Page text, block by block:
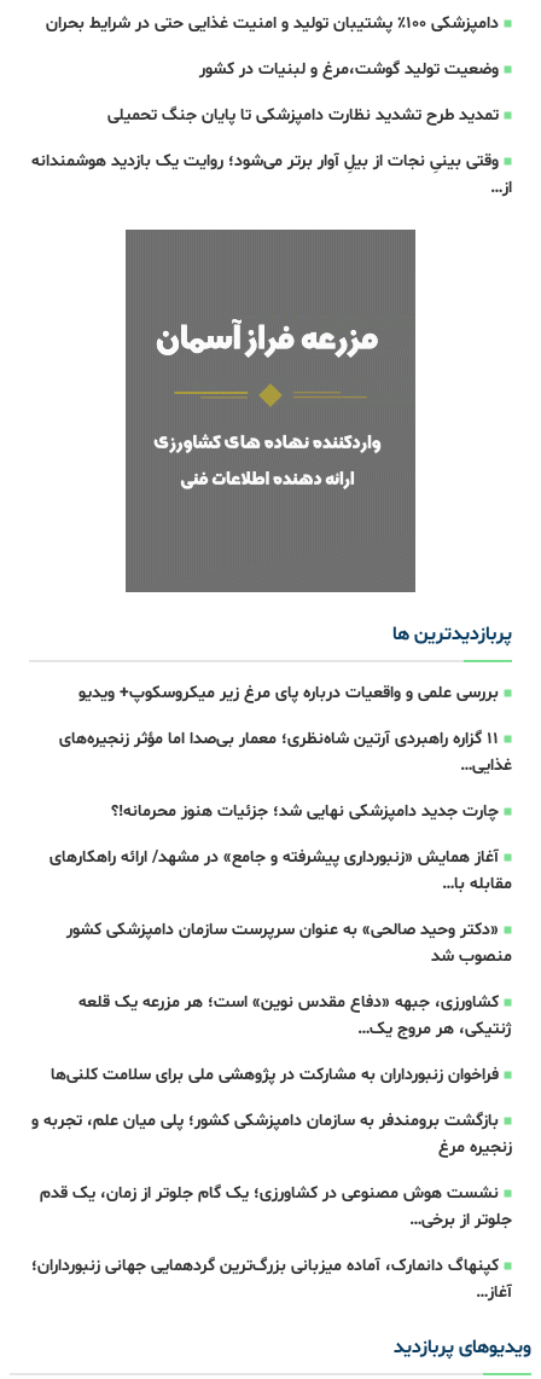
دامپزشکی ۱۰۰٪ پشتیبان تولید و امنیت غذایی حتی در شرایط بحران
وضعیت تولید گوشت،مرغ و لبنیات در کشور
تمدید طرح تشدید نظارت دامپزشکی تا پایان جنگ تحمیلی
وقتی بینیِ نجات از بیلِ آوار برتر می‌شود؛ روایت یک بازدید هوشمندانه
از…
پربازدیدترین ها
بررسی علمی و واقعیات درباره پای مرغ زیر میکروسکوپ+ ویدیو
۱۱ گزاره راهبردی آرتین شاه‌نظری؛ معمار بی‌صدا اما مؤثر زنجیره‌های
غذایی…
چارت جدید دامپزشکی نهایی شد؛ جزئیات هنوز محرمانه!؟
آغاز همایش «زنبورداری پیشرفته و جامع» در مشهد/ ارائه راهکارهای
مقابله با…
«دکتر وحید صالحی» به عنوان سرپرست سازمان دامپزشکی کشور
منصوب شد
کشاورزی، جبهه‌ «دفاع مقدس نوین» است؛ هر مزرعه یک قلعه‌
ژنتیکی، هر مروج یک…
فراخوان زنبورداران به مشارکت در پژوهشی ملی برای سلامت کلنی‌ها
بازگشت برومندفر به سازمان دامپزشکی کشور؛ پلی میان علم، تجربه و
زنجیره مرغ
نشست هوش مصنوعی در کشاورزی؛ یک گام جلوتر از زمان، یک قدم
جلوتر از برخی…
کپنهاگ دانمارک، آماده میزبانی بزرگ‌ترین گردهمایی جهانی زنبورداران؛
آغاز…
ویدیوهای پربازدید